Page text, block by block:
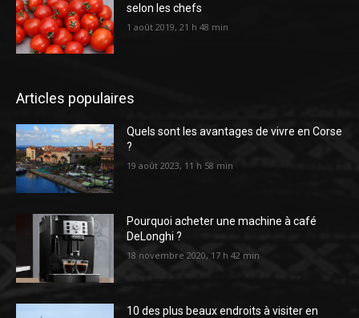
selon les chefs
1 août 2019, 21 h 48 min
Articles populaires
Quels sont les avantages de vivre en Corse
?
19 août 2023, 11 h 58 min
Pourquoi acheter une machine à café
DeLonghi ?
18 novembre 2020, 17 h 42 min
10 des plus beaux endroits à visiter en